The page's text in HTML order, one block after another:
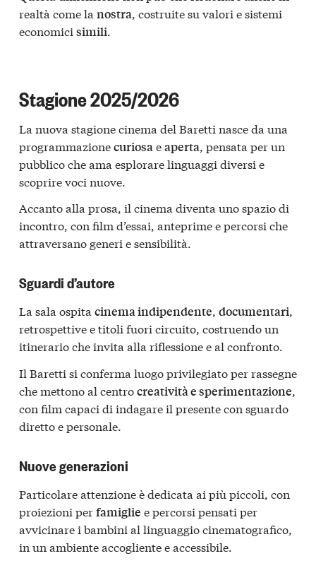
realtà come la nostra, costruite su valori e sistemi
economici simili.
Stagione 2025/2026
La nuova stagione cinema del Baretti nasce da una
programmazionecuriosaeaperta, pensata per un
pubblico che ama esplorare linguaggi diversi e
scoprire voci nuove.
Accanto alla prosa, il cinema diventa uno spazio di
incontro, con film d’essai, anteprime e percorsi che
attraversano generi e sensibilità.
Sguardi d’autore
La sala ospita cinema indipendente, documentari,
retrospettive e titoli fuori circuito, costruendo un
itinerario che invita alla riflessione e al confronto.
Il Baretti si conferma luogo privilegiato per rassegne
che mettono al centrocreatività e sperimentazione,
con film capaci di indagare il presente con sguardo
diretto e personale.
Nuove generazioni
Particolare attenzione è dedicata ai più piccoli, con
proiezioni perfamiglie e percorsi pensati per
avvicinare i bambini al linguaggio cinematografico,
in un ambiente accogliente e accessibile.